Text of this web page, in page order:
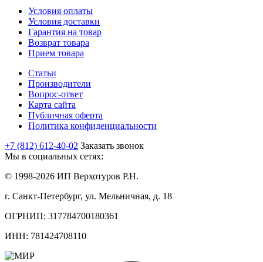
Условия оплаты
Условия доставки
Гарантия на товар
Возврат товара
Прием товара
Статьи
Производители
Вопрос-ответ
Карта сайта
Публичная оферта
Политика конфиденциальности
+7 (812) 612-40-02 Заказать звонок
Мы в социальных сетях:
© 1998-2026 ИП Верхотуров Р.Н.
г. Санкт-Петербург, ул. Мельничная, д. 18
ОГРНИП: 317784700180361
ИНН: 781424708110